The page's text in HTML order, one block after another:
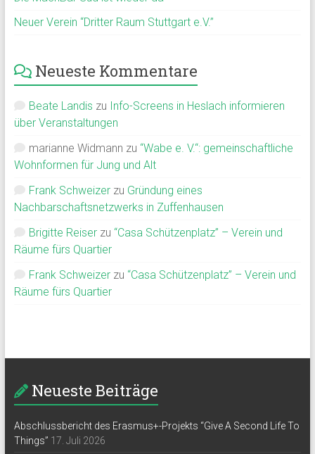
Neuer Verein “Dritter Raum Stuttgart e.V.”
Neueste Kommentare
Beate Landis zu Info-Screens in Heslach informieren
über Veranstaltungen
marianne Widmann zu “Wabe e. V.“: gemeinschaftliche
Wohnformen für Jung und Alt
Frank Schweizerzu Gründung eines
Nachbarschaftsnetzwerks in Zuffenhausen
Brigitte Reiserzu “Casa Schützenplatz” – Verein und
Räume fürs Quartier
Frank Schweizerzu “Casa Schützenplatz” – Verein und
Räume fürs Quartier
Neueste Beiträge
Abschlussbericht des Erasmus+-Projekts “Give A Second Life To
Things” 17. Juli 2026